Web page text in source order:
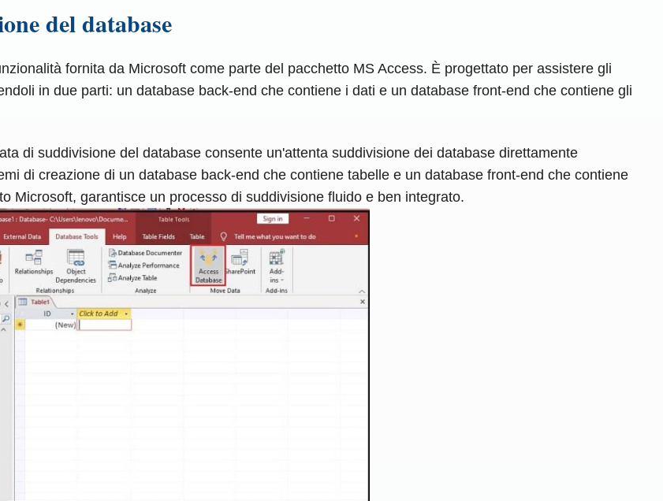
del database
fornita da Microsoft come parte del pacchetto MS Access. È progettato per assistere gli
in due parti: un database back-end che contiene i dati e un database front-end che contiene gli
di suddivisione del database consente un'attenta suddivisione dei database direttamente
di creazione di un database back-end che contiene tabelle e un database front-end che contiene
Microsoft, garantisce un processo di suddivisione fluido e ben integrato.